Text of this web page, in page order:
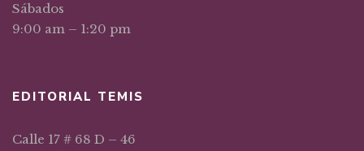
Sábados
9:00 am – 1:20 pm
EDITORIAL TEMIS
Calle 17 # 68 D – 46